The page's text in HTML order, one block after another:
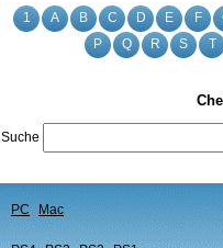
1 A B C D E F
P
Q R S T
Suche
PC Mac